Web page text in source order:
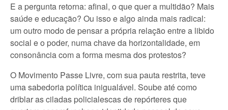
E a pergunta retorna: afinal, o que quer a multidão? Mais
saúde e educação? Ou isso e algo ainda mais radical:
um outro modo de pensar a própria relação entre a libido
social e o poder, numa chave da horizontalidade, em
consonância com a forma mesma dos protestos?
O Movimento Passe Livre, com sua pauta restrita, teve
uma sabedoria política inigualável. Soube até como
driblar as ciladas policialescas de repórteres que